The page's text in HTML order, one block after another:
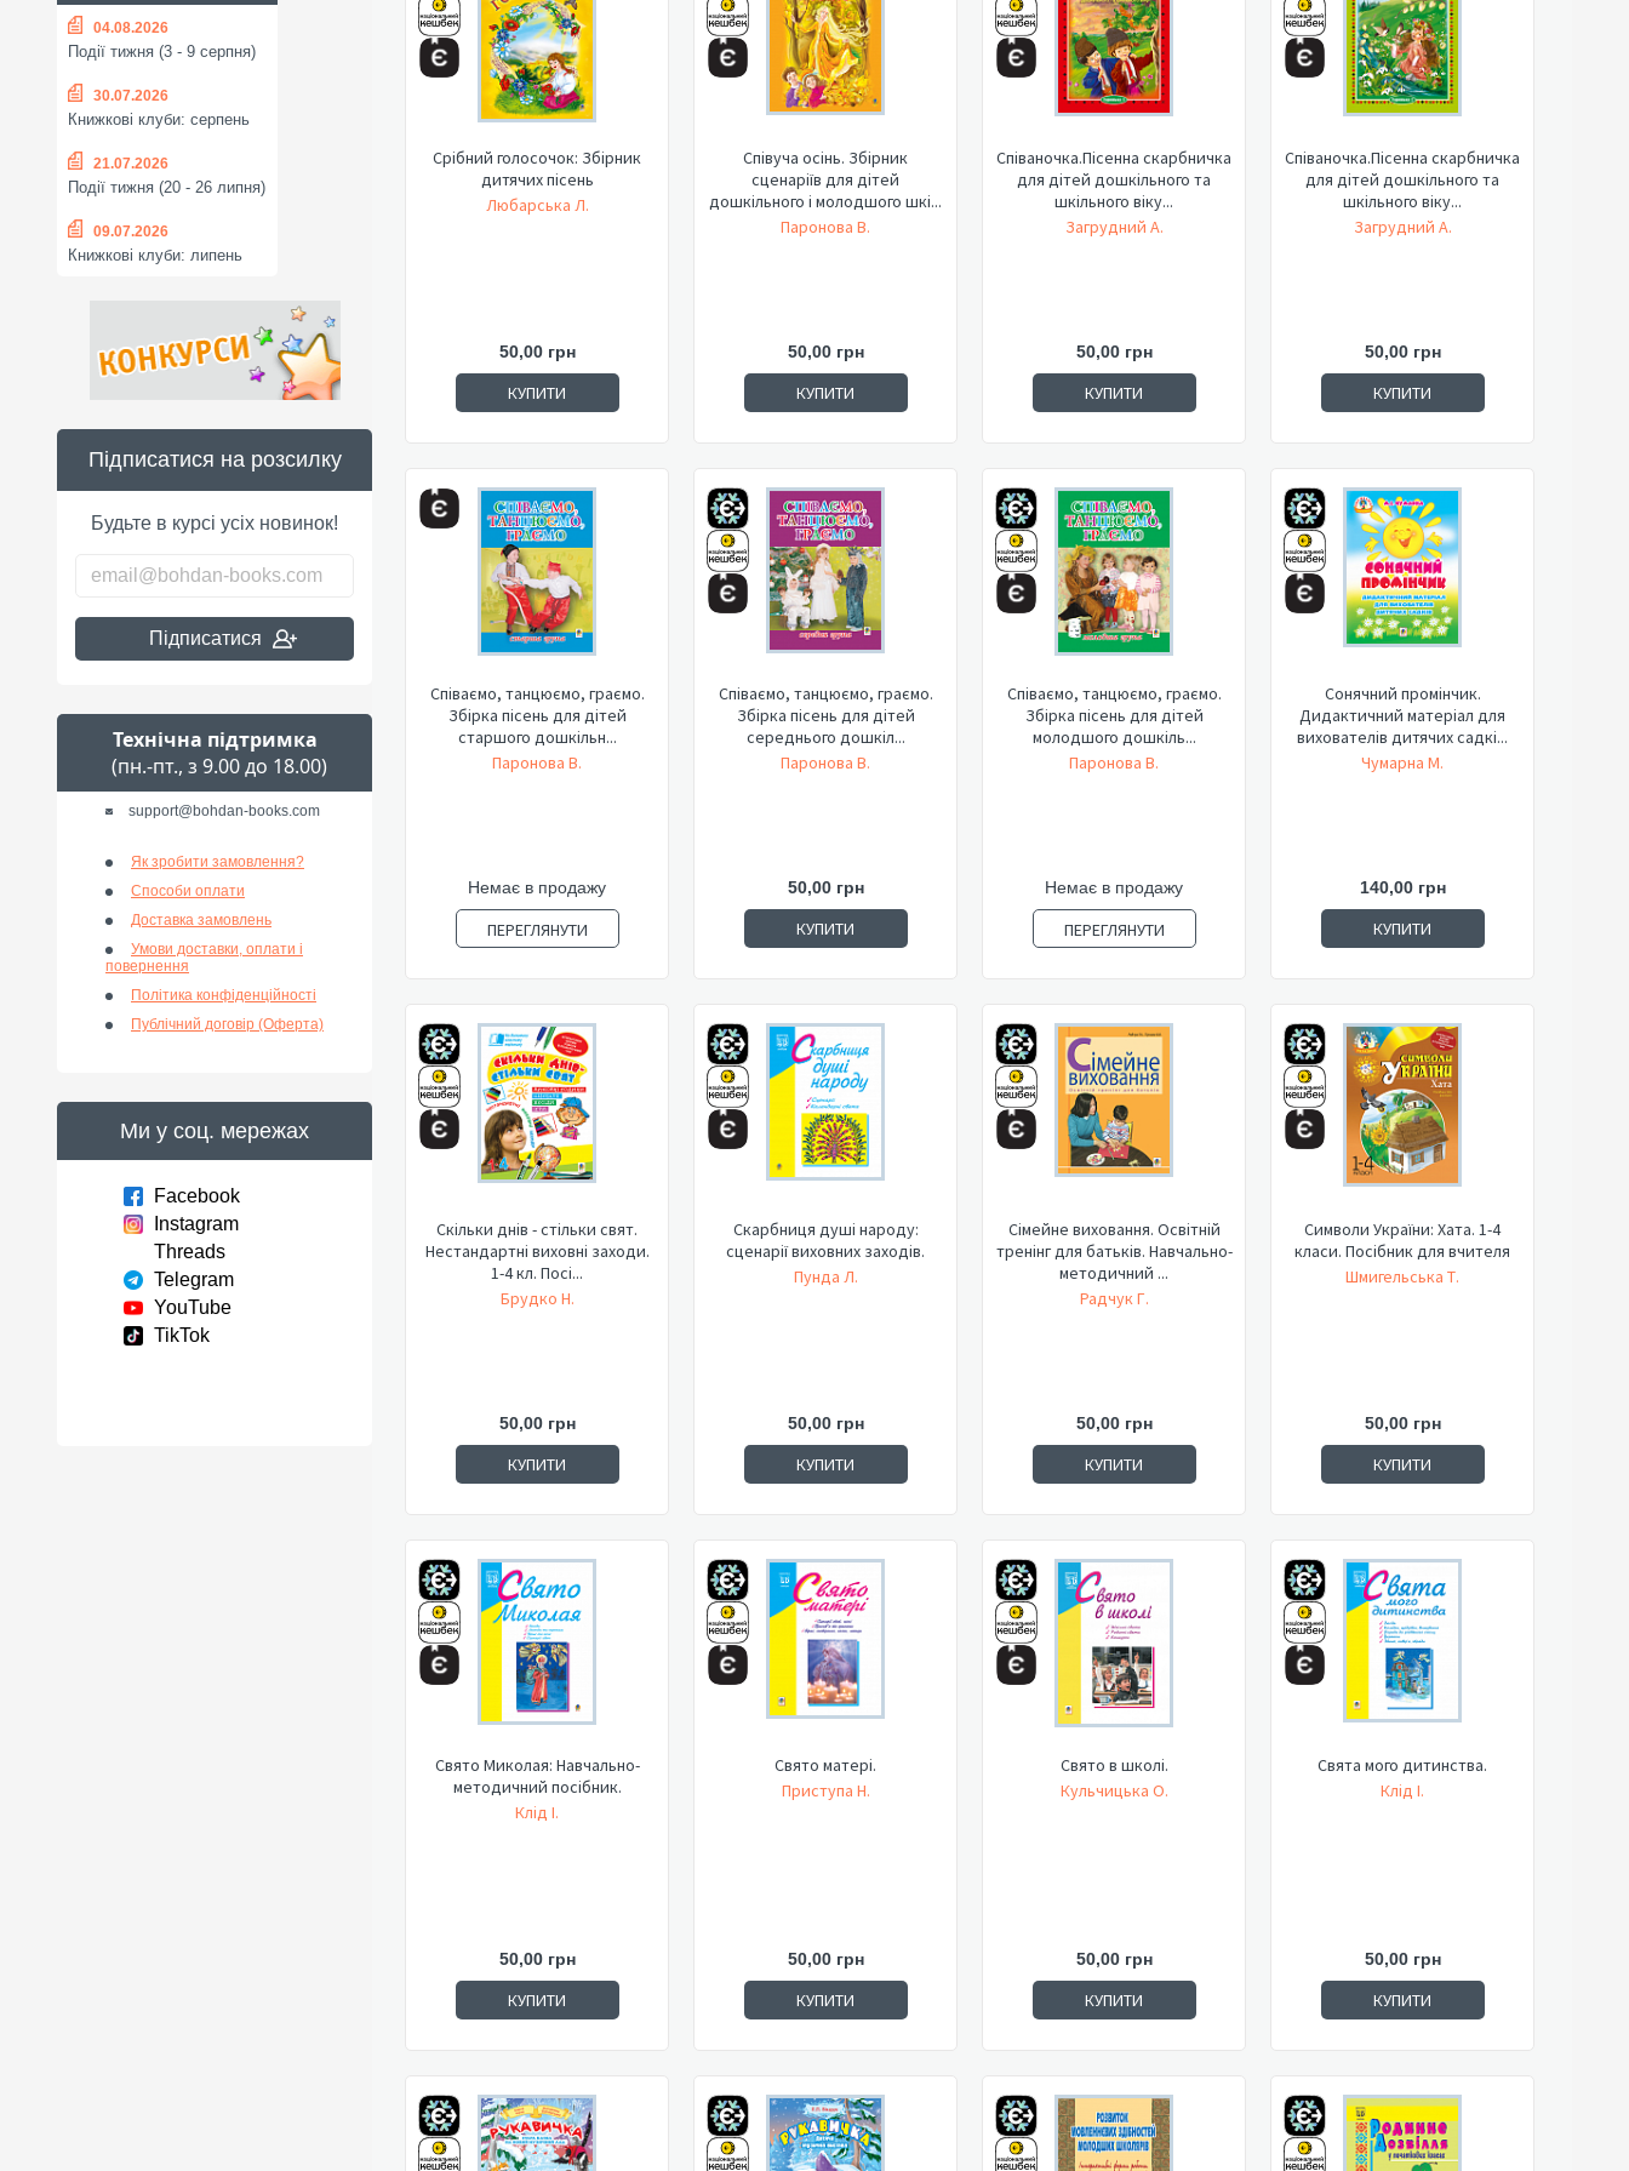
04.08.2026
Події тижня (3 - 9 серпня)
30.07.2026
Книжкові клуби: серпень
21.07.2026
Події тижня (20 - 26 липня)
09.07.2026
Книжкові клуби: липень
Підписатися на розсилку
Будьте в курсі усіх новинок!
Підписатися
Технічна підтримка
(пн.-пт., з 9.00 до 18.00)
support@bohdan-books.com
Як зробити замовлення?
Способи оплати
Доставка замовлень
Умови доставки, оплати і
повернення
Політика конфіденційності
Публічний договір (Оферта)
Ми у соц. мережах
Facebook
Instagram
Threads
Telegram
YouTube
TikTok
Срібний голосочок: Збірник
дитячих пісень
Любарська Л.
50,00 грн
КУПИТИ
Співуча осінь. Збірник
сценаріїв для дітей
дошкільного і молодшого шкі...
Паронова В.
50,00 грн
КУПИТИ
Співаночка.Пісенна скарбничка
для дітей дошкільного та
шкільного віку...
Загрудний А.
50,00 грн
КУПИТИ
Співаночка.Пісенна скарбничка
для дітей дошкільного та
шкільного віку...
Загрудний А.
50,00 грн
КУПИТИ
Співаємо, танцюємо, граємо.
Збірка пісень для дітей
старшого дошкільн...
Паронова В.
Немає в продажу
ПЕРЕГЛЯНУТИ
Співаємо, танцюємо, граємо.
Збірка пісень для дітей
середнього дошкіл...
Паронова В.
50,00 грн
КУПИТИ
Співаємо, танцюємо, граємо.
Збірка пісень для дітей
молодшого дошкіль...
Паронова В.
Немає в продажу
ПЕРЕГЛЯНУТИ
Сонячний промінчик.
Дидактичний матеріал для
вихователів дитячих садкі...
Чумарна М.
140,00 грн
КУПИТИ
Скільки днів - стільки свят.
Нестандартні виховні заходи.
1-4 кл. Посі...
Брудко Н.
50,00 грн
КУПИТИ
Скарбниця душі народу:
сценарії виховних заходів.
Пунда Л.
50,00 грн
КУПИТИ
Сімейне виховання. Освітній
тренінг для батьків. Навчально-
методичний ...
Радчук Г.
50,00 грн
КУПИТИ
Символи України: Хата. 1-4
класи. Посібник для вчителя
Шмигельська Т.
50,00 грн
КУПИТИ
Свято Миколая: Навчально-
методичний посібник.
Клід І.
50,00 грн
КУПИТИ
Свято матері.
Приступа Н.
50,00 грн
КУПИТИ
Свято в школі.
Кульчицька О.
50,00 грн
КУПИТИ
Свята мого дитинства.
Клід І.
50,00 грн
КУПИТИ